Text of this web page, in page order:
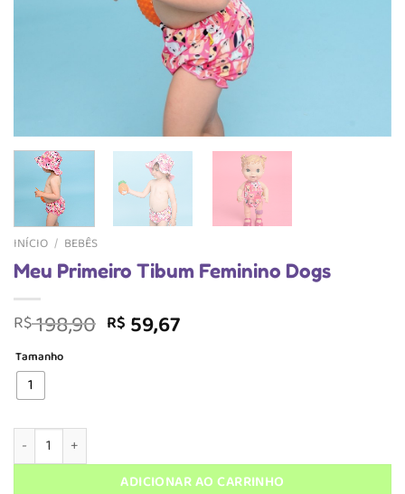
INÍCIO / BEBÊS
Meu Primeiro Tibum Feminino Dogs
R$198,90 O
preço
R$ 59,67O
Tamanho
1
Meu Primeiro Tibum Feminino Dogs quantidade
ADICIONAR AO CARRINHO